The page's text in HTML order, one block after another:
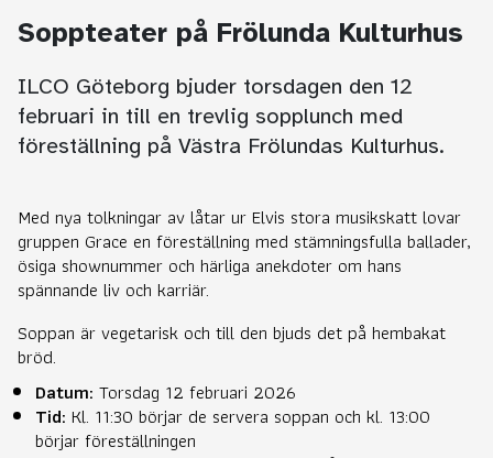
Soppteater på Frölunda Kulturhus
ILCO Göteborg bjuder torsdagen den 12
februari in till en trevlig sopplunch med
föreställning på Västra Frölundas Kulturhus.
Med nya tolkningar av låtar ur Elvis stora musikskatt lovar
gruppen Grace en föreställning med stämningsfulla ballader,
ösiga shownummer och härliga anekdoter om hans
spännande liv och karriär.
Soppan är vegetarisk och till den bjuds det på hembakat
bröd.
Datum: Torsdag 12 februari 2026
Tid: Kl. 11:30 börjar de servera soppan och kl. 13:00
börjar föreställningen